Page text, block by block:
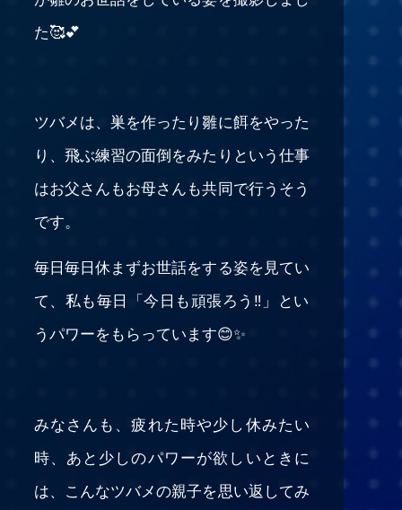
た🥰💕
ツバメは、巣を作ったり雛に餌をやった
り、飛ぶ練習の面倒をみたりという仕事
はお父さんもお母さんも共同で行うそう
です。
毎日毎日休まずお世話をする姿を見てい
て、私も毎日「今日も頑張ろう‼️」とい
うパワーをもらっています😊✨
みなさんも、疲れた時や少し休みたい
時、あと少しのパワーが欲しいときに
は、こんなツバメの親子を思い返してみ